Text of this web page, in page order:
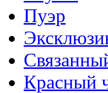
Пуэр
Красный